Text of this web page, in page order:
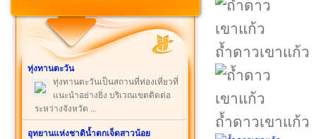
ทุ่งทานตะวัน
ทุ่งทานตะวันเป็นสถานที่ท่องเที่ยวที่
แนะนำอย่างยิ่ง บริเวณเขตติดต่อ
ระหว่างจังหวัด ...
อุทยานแห่งชาติน้ำตกเจ็ดสาวน้อย
ถ้ำดาวเขาแก้ว
ถ้ำดาวเขาแก้ว